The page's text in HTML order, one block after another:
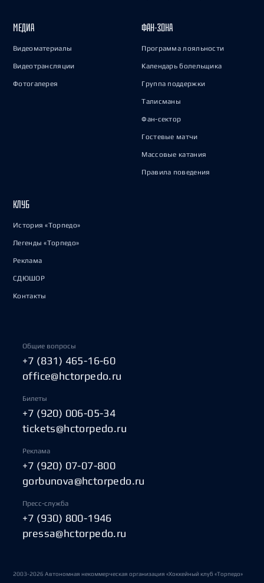
МЕДИА
Видеоматериалы
Видеотрансляции
Фотогалерея
ФАН-ЗОНА
Программа лояльности
Календарь болельщика
Группа поддержки
Талисманы
Фан-сектор
Гостевые матчи
Массовые катания
Правила поведения
КЛУБ
История «Торпедо»
Легенды «Торпедо»
Реклама
СДЮШОР
Контакты
Общие вопросы
+7 (831) 465-16-60
office@hctorpedo.ru
Билеты
+7 (920) 006-05-34
tickets@hctorpedo.ru
Реклама
+7 (920) 07-07-800
gorbunova@hctorpedo.ru
Пресс-служба
+7 (930) 800-1946
pressa@hctorpedo.ru
2003-2026 Автономная некоммерческая организация «Хоккейный клуб «Торпедо»